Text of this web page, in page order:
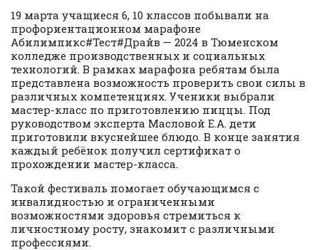
19 марта учащиеся 6, 10 классов побывали на
профориентационном марафоне
Абилимпикс#Тест#Драйв — 2024 в Тюменском
колледже производственных и социальных
технологий. В рамках марафона ребятам была
представлена возможность проверить свои силы в
различных компетенциях. Ученики выбрали
мастер-класс по приготовлению пиццы. Под
руководством эксперта Масловой Е.А. дети
приготовили вкуснейшее блюдо. В конце занятия
каждый ребёнок получил сертификат о
прохождении мастер-класса.
Такой фестиваль помогает обучающимся с
инвалидностью и ограниченными
возможностями здоровья стремиться к
личностному росту, знакомит с различными
профессиями.